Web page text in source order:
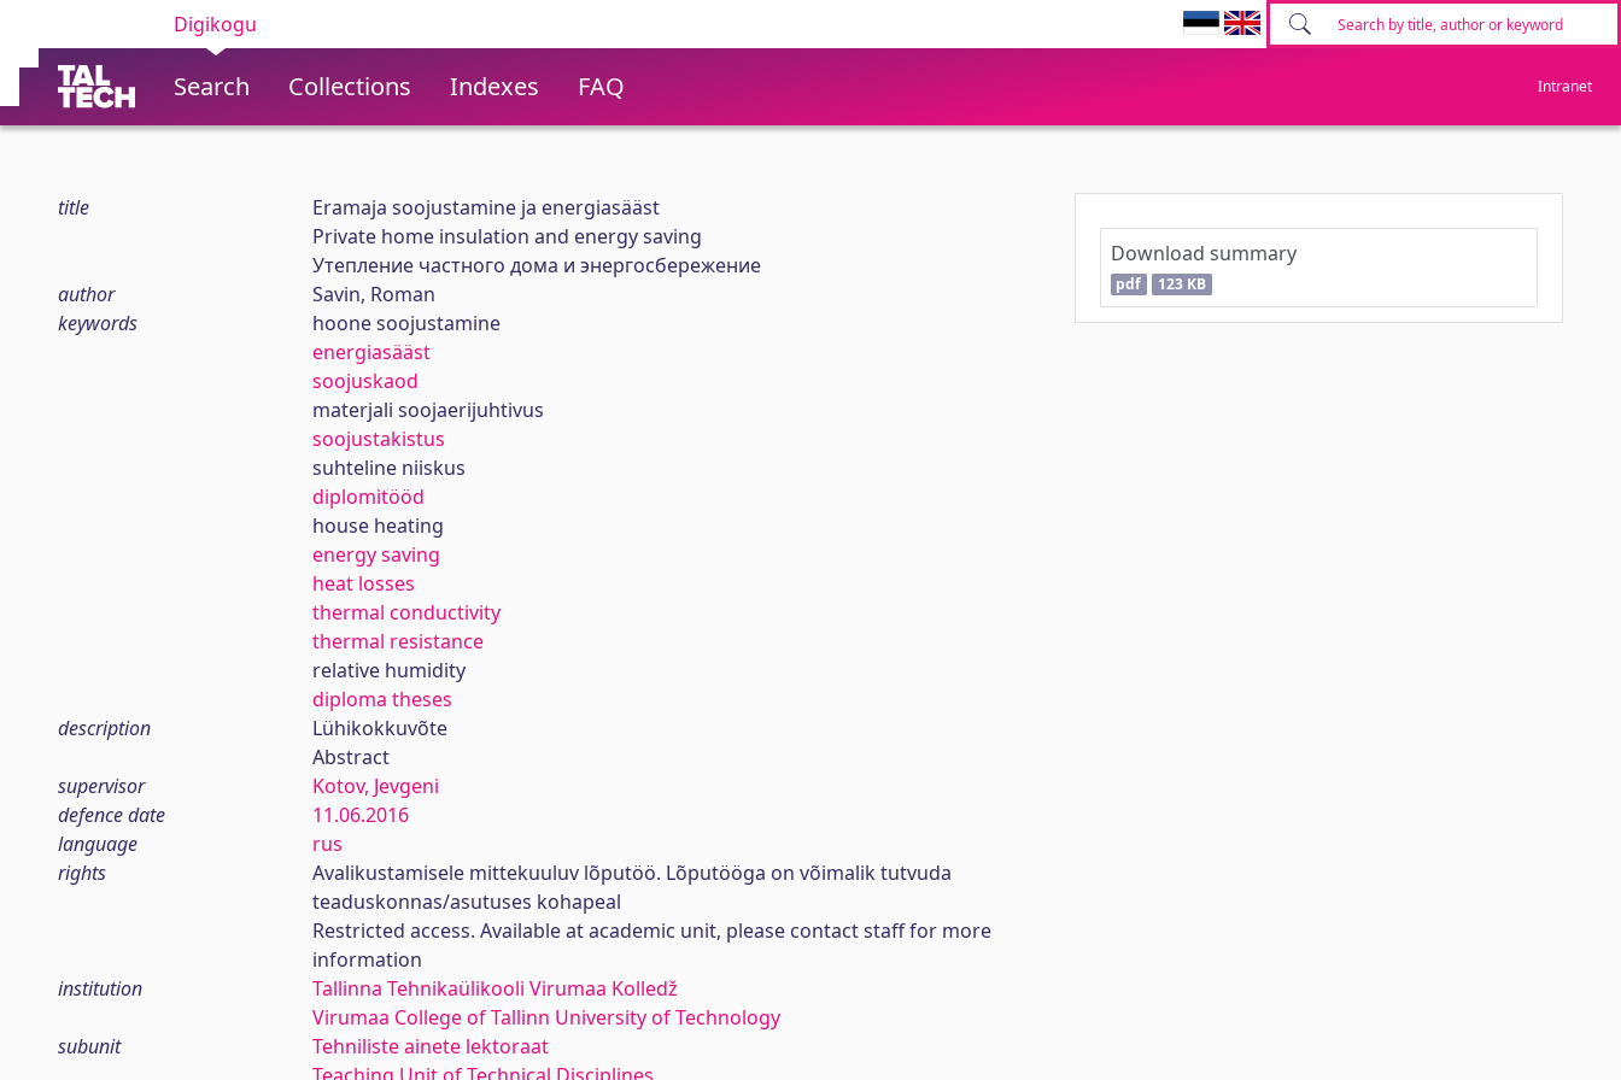
Digikogu
Search Collections Indexes FAQ Intranet
title
Eramaja soojustamine ja energiasääst
Private home insulation and energy saving
Утепление частного дома и энергосбережение
author
Savin, Roman
keywords
hoone soojustamine
energiasääst
soojuskaod
materjali soojaerijuhtivus
soojustakistus
suhteline niiskus
diplomitööd
house heating
energy saving
heat losses
thermal conductivity
thermal resistance
relative humidity
diploma theses
description
Lühikokkuvõte
Abstract
supervisor
Kotov, Jevgeni
defence date
11.06.2016
language
rus
rights
Avalikustamisele mittekuuluv lõputöö. Lõputööga on võimalik tutvuda
teaduskonnas/asutuses kohapeal
Restricted access. Available at academic unit, please contact staff for more
information
institution
Tallinna Tehnikaülikooli Virumaa Kolledž
Virumaa College of Tallinn University of Technology
subunit
Tehniliste ainete lektoraat
Download summary
pdf 123 KB